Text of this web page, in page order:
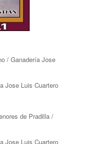
/ Ganadería Jose
Jose Luis Cuartero
de Pradilla /
Jose Luis Cuartero